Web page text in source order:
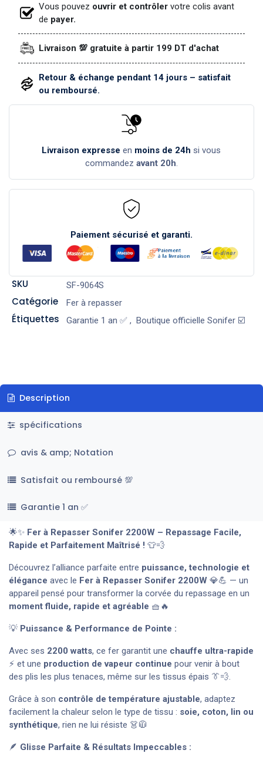
Vous pouvez ouvrir et contrôler votre colis avant
de payer.
Livraison 💯 gratuite à partir 199 DT d'achat
Retour & échange pendant 14 jours – satisfait
ou remboursé.
Livraison expresse en moins de 24h si vous
commandez avant 20h.
Paiement sécurisé et garanti.
SKU SF-9064S
Catégorie Fer à repasser
Étiquettes Garantie 1 an ✅, Boutique officielle Sonifer ☑️
Description
spécifications
avis & amp; Notation
Satisfait ou remboursé 💯
Garantie 1 an ✅
🌟✨ Fer à Repasser Sonifer 2200W – Repassage Facile,
Rapide et Parfaitement Maîtrisé ! 👕💨
Découvrez l’alliance parfaite entre puissance, technologie et
élégance avec le Fer à Repasser Sonifer 2200W 💎💪 — un
appareil pensé pour transformer la corvée du repassage en un
moment fluide, rapide et agréable 🧺🔥
💡 Puissance & Performance de Pointe :
Avec ses 2200 watts, ce fer garantit une chauffe ultra-rapide
⚡ et une production de vapeur continue pour venir à bout
des plis les plus tenaces, même sur les tissus épais 👔💨.
Grâce à son contrôle de température ajustable, adaptez
facilement la chaleur selon le type de tissu : soie, coton, lin ou
synthétique, rien ne lui résiste 👗🧥
🪶 Glisse Parfaite & Résultats Impeccables :